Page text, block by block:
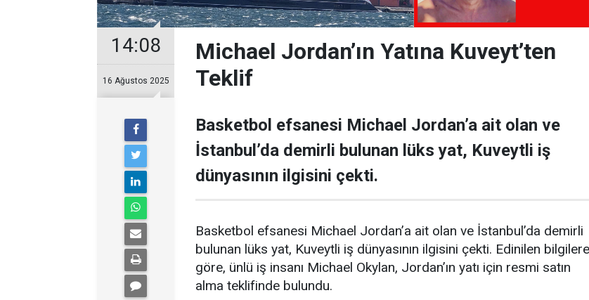
14:08
16 Ağustos 2025
Michael Jordan’ın Yatına Kuveyt’ten
Teklif
Basketbol efsanesi Michael Jordan’a ait olan ve
İstanbul’da demirli bulunan lüks yat, Kuveytli iş
dünyasının ilgisini çekti.
Basketbol efsanesi Michael Jordan’a ait olan ve İstanbul’da demirli
bulunan lüks yat, Kuveytli iş dünyasının ilgisini çekti. Edinilen bilgilere
göre, ünlü iş insanı Michael Okylan, Jordan’ın yatı için resmi satın
alma teklifinde bulundu.